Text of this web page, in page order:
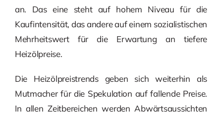
an. Das eine steht auf hohem Niveau für die
Kaufintensität, das andere auf einem sozialistischen
Mehrheitswert für die Erwartung an tiefere
Heizölpreise.
Die Heizölpreistrends geben sich weiterhin als
Mutmacher für die Spekulation auf fallende Preise.
In allen Zeitbereichen werden Abwärtsaussichten